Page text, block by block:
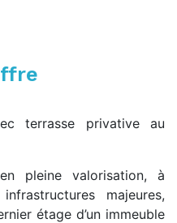
terrasse privative au
pleine valorisation, à
majeures,
étage d’un immeuble